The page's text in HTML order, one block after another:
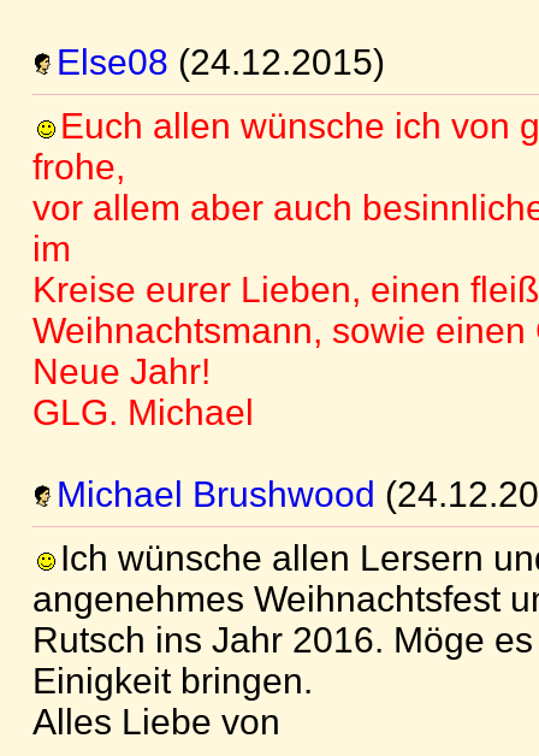
Else08 (24.12.2015)
Euch allen wünsche ich von
frohe,
vor allem aber auch
im
Kreise eurer Lieben, einen
Weihnachtsmann, sowie einen
Neue Jahr!
GLG. Michael
Michael Brushwood
Ich wünsche allen Lersern
angenehmes Weihnachtsfest
Rutsch ins Jahr 2016. Möge
Einigkeit bringen.
Alles Liebe von